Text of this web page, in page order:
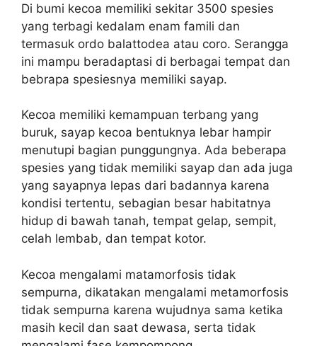
Di bumi kecoa memiliki sekitar 3500 spesies
yang terbagi kedalam enam famili dan
termasuk ordo balattodea atau coro. Serangga
ini mampu beradaptasi di berbagai tempat dan
bebrapa spesiesnya memiliki sayap.
Kecoa memiliki kemampuan terbang yang
buruk, sayap kecoa bentuknya lebar hampir
menutupi bagian punggungnya. Ada beberapa
spesies yang tidak memiliki sayap dan ada juga
yang sayapnya lepas dari badannya karena
kondisi tertentu, sebagian besar habitatnya
hidup di bawah tanah, tempat gelap, sempit,
celah lembab, dan tempat kotor.
Kecoa mengalami matamorfosis tidak
sempurna, dikatakan mengalami metamorfosis
tidak sempurna karena wujudnya sama ketika
masih kecil dan saat dewasa, serta tidak